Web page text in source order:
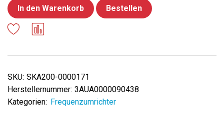
In den Warenkorb Bestellen
SKU: SKA200-0000171
Herstellernummer: 3AUA0000090438
Kategorien: Frequenzumrichter